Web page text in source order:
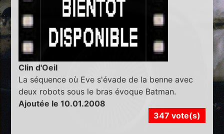
Clin d'Oeil
La séquence où Eve s'évade de la benne avec
deux robots sous le bras évoque Batman.
Ajoutée le 10.01.2008
347 vote(s)